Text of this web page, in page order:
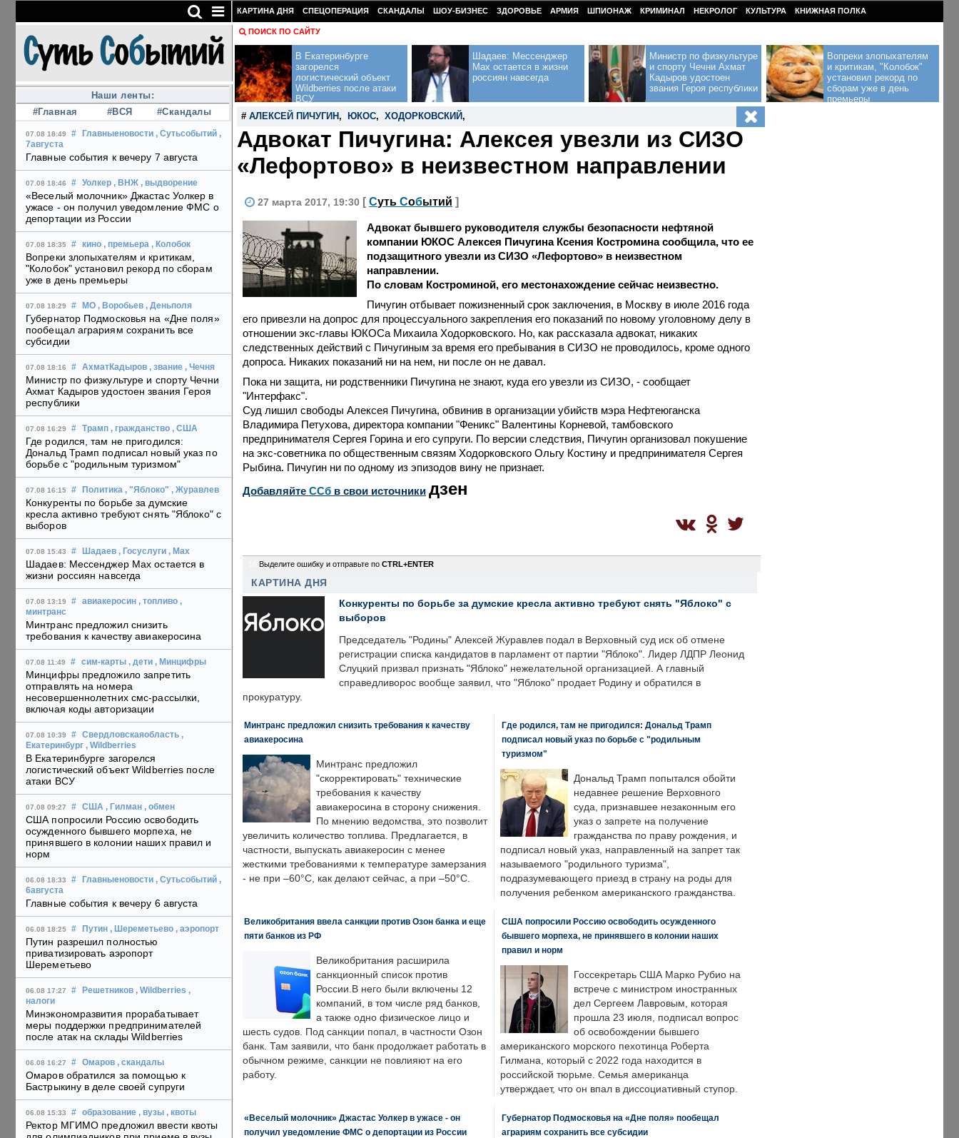
Наши ленты:
#Главная
#ВСЯ #Скандалы
07.08 18:49 # Главныеновости , Сутьсобытий ,
7августа
Главные события к вечеру 7 августа
07.08 18:46 # Уолкер , ВНЖ , выдворение
«Веселый молочник» Джастас Уолкер в
ужасе - он получил уведомление ФМС о
депортации из России
07.08 18:35 # кино , премьера , Колобок
Вопреки злопыхателям и критикам,
"Колобок" установил рекорд по сборам
уже в день премьеры
07.08 18:29 # МО , Воробьев , Деньполя
Губернатор Подмосковья на «Дне поля»
пообещал аграриям сохранить все
субсидии
07.08 18:16 # АхматКадыров , звание , Чечня
Министр по физкультуре и спорту Чечни
Ахмат Кадыров удостоен звания Героя
республики
07.08 16:29 # Трамп , гражданство , США
Где родился, там не пригодился:
Дональд Трамп подписал новый указ по
борьбе с "родильным туризмом"
07.08 16:15 # Политика , "Яблоко" , Журавлев
Конкуренты по борьбе за думские
кресла активно требуют снять "Яблоко" с
выборов
07.08 15:43 # Шадаев , Госуслуги , Max
Шадаев: Мессенджер Max остается в
жизни россиян навсегда
07.08 13:19 # авиакеросин , топливо ,
минтранс
Минтранс предложил снизить
требования к качеству авиакеросина
07.08 11:49 # сим-карты , дети , Минцифры
Минцифры предложило запретить
отправлять на номера
несовершеннолетних смс-рассылки,
включая коды авторизации
07.08 10:39 # Свердловскаяобласть ,
Екатеринбург , Wildberries
В Екатеринбурге загорелся
логистический объект Wildberries после
атаки ВСУ
07.08 09:27 # США , Гилман , обмен
США попросили Россию освободить
осужденного бывшего морпеха, не
принявшего в колонии наших правил и
норм
06.08 18:33 # Главныеновости , Сутьсобытий ,
6августа
Главные события к вечеру 6 августа
06.08 18:25 # Путин , Шереметьево , аэропорт
Путин разрешил полностью
приватизировать аэропорт
Шереметьево
06.08 17:27 # Решетников , Wildberries ,
налоги
Минэкономразвития прорабатывает
меры поддержки предпринимателей
после атак на склады Wildberries
06.08 16:27 # Омаров , скандалы
Омаров обратился за помощью к
Бастрыкину в деле своей супруги
06.08 15:33 # образование , вузы , квоты
Ректор МГИМО предложил ввести квоты
КАРТИНА ДНЯ СПЕЦОПЕРАЦИЯ СКАНДАЛЫ ШОУ-БИЗНЕС ЗДОРОВЬЕ АРМИЯ ШПИОНАЖ КРИМИНАЛ НЕКРОЛОГ КУЛЬТУРА КНИЖНАЯ ПОЛКА
ПОИСК ПО САЙТУ
В Екатеринбурге
загорелся
логистический объект
Wildberries после атаки
ВСУ
Шадаев: Мессенджер
Max остается в жизни
россиян навсегда
Министр по физкультуре
и спорту Чечни Ахмат
Кадыров удостоен
звания Героя республики
Вопреки злопыхателям
и критикам, "Колобок"
установил рекорд по
сборам уже в день
премьеры
# АЛЕКСЕЙ ПИЧУГИН , ЮКОС, ХОДОРКОВСКИЙ ,
Адвокат Пичугина: Алексея увезли из СИЗО
«Лефортово» в неизвестном направлении
27 марта 2017, 19:30 [ Суть Событий ]
Адвокат бывшего руководителя службы безопасности нефтяной
компании ЮКОС Алексея Пичугина Ксения Костромина сообщила, что ее
подзащитного увезли из СИЗО «Лефортово» в неизвестном
направлении.
По словам Костроминой, его местонахождение сейчас неизвестно.
Пичугин отбывает пожизненный срок заключения, в Москву в июле 2016 года
его привезли на допрос для процессуального закрепления его показаний по новому уголовному делу в
отношении экс-главы ЮКОСа Михаила Ходорковского. Но, как рассказала адвокат, никаких
следственных действий с Пичугиным за время его пребывания в СИЗО не проводилось, кроме одного
допроса. Никаких показаний ни на нем, ни после он не давал.
Пока ни защита, ни родственники Пичугина не знают, куда его увезли из СИЗО, - сообщает
"Интерфакс".
Суд лишил свободы Алексея Пичугина, обвинив в организации убийств мэра Нефтеюганска
Владимира Петухова, директора компании "Феникс" Валентины Корневой, тамбовского
предпринимателя Сергея Горина и его супруги. По версии следствия, Пичугин организовал покушение
на экс-советника по общественным связям Ходорковского Ольгу Костину и предпринимателя Сергея
Рыбина. Пичугин ни по одному из эпизодов вину не признает.
Добавляйте CСб в свои источники дзен
Выделите ошибку и отправьте по CTRL+ENTER
КАРТИНА ДНЯ
Конкуренты по борьбе за думские кресла активно требуют снять "Яблоко" с
выборов
Председатель "Родины" Алексей Журавлев подал в Верховный суд иск об отмене
регистрации списка кандидатов в парламент от партии "Яблоко". Лидер ЛДПР Леонид
Слуцкий призвал признать "Яблоко" нежелательной организацией. А главный
справедливорос вообще заявил, что "Яблоко" продает Родину и обратился в
прокуратуру.
Минтранс предложил снизить требования к качеству
авиакеросина
Минтранс предложил
"скорректировать" технические
требования к качеству
авиакеросина в сторону снижения.
По мнению ведомства, это позволит
увеличить количество топлива. Предлагается, в
частности, выпускать авиакеросин с менее
жесткими требованиями к температуре замерзания
- не при –60°C, как делают сейчас, а при –50°C.
Где родился, там не пригодился: Дональд Трамп
подписал новый указ по борьбе с "родильным
туризмом"
Дональд Трамп попытался обойти
недавнее решение Верховного
суда, признавшее незаконным его
указ о запрете на получение
гражданства по праву рождения, и
подписал новый указ, направленный на запрет так
называемого "родильного туризма",
подразумевающего приезд в страну на роды для
получения ребенком американского гражданства.
Великобритания ввела санкции против Озон банка и еще
пяти банков из РФ
Великобритания расширила
санкционный список против
России.В него были включены 12
компаний, в том числе ряд банков,
а также одно физическое лицо и
шесть судов. Под санкции попал, в частности Озон
банк. Там заявили, что банк продолжает работать в
обычном режиме, санкции не повлияют на его
работу.
США попросили Россию освободить осужденного
бывшего морпеха, не принявшего в колонии наших
правил и норм
Госсекретарь США Марко Рубио на
встрече с министром иностранных
дел Сергеем Лавровым, которая
прошла 23 июля, подписал вопрос
об освобождении бывшего
американского морского пехотинца Роберта
Гилмана, который с 2022 года находится в
российской тюрьме. Семья американца
утверждает, что он впал в диссоциативный ступор.
«Веселый молочник» Джастас Уолкер в ужасе - он
получил уведомление ФМС о депортации из России
Губернатор Подмосковья на «Дне поля» пообещал
аграриям сохранить все субсидии